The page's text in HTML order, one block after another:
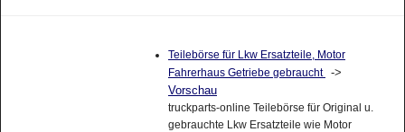
Teilebörse für Lkw Ersatzteile, Motor
Fahrerhaus Getriebe gebraucht ->
Vorschau
truckparts-online Teilebörse für Original u.
gebrauchte Lkw Ersatzteile wie Motor